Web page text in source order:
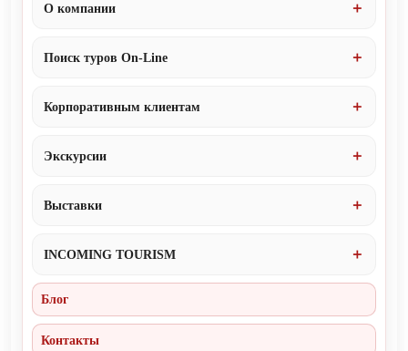
О компании
Поиск туров On-Line
Корпоративным клиентам
Экскурсии
Выставки
INCOMING TOURISM
Блог
Контакты